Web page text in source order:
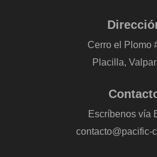
Cerro el Plomo
Placilla,
Escríbenos vía
contacto@pacific-